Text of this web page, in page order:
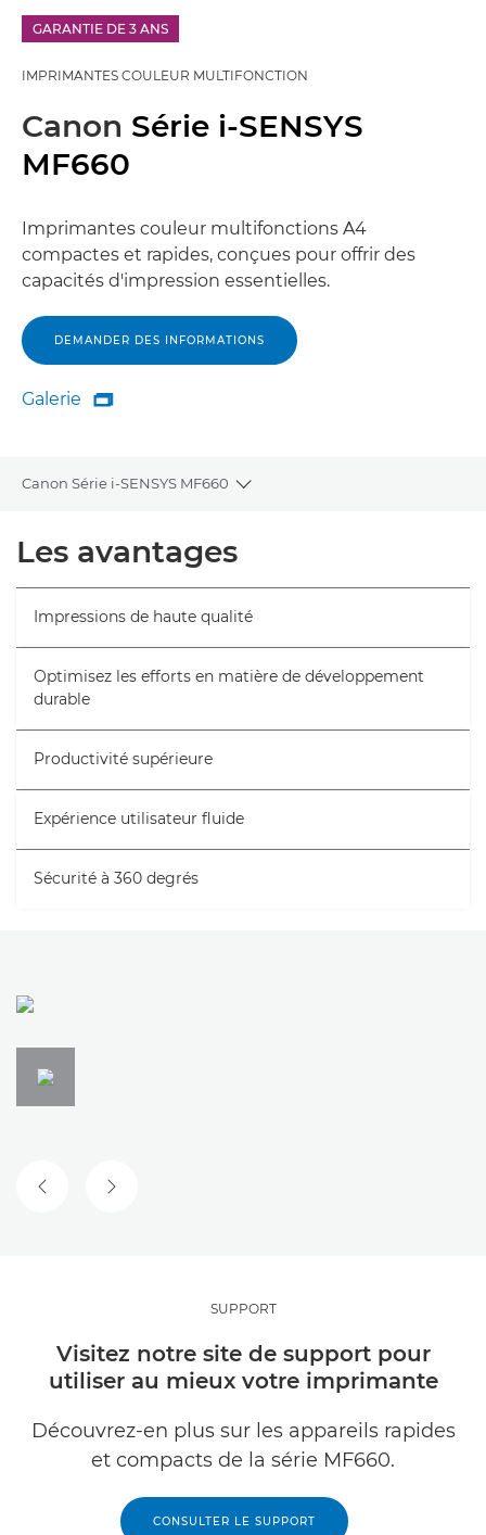
GARANTIE DE 3 ANS
IMPRIMANTES COULEUR MULTIFONCTION
Canon Série i-SENSYS
MF660
Imprimantes couleur multifonctions A4
compactes et rapides, conçues pour offrir des
capacités d'impression essentielles.
DEMANDER DES INFORMATIONS
Galerie
Galerie

Canon Série i-SENSYS MF660
Toggle breadcrumbs
Caractéristiques
Les avantages
Impressions de haute qualité
Optimisez les efforts en matière de développement
durable
Productivité supérieure
Expérience utilisateur fluide
Sécurité à 360 degrés
DIAPOSITIVE PRÉCÉDENTE
DIAPOSITIVE SUIVANTE
SUPPORT
Visitez notre site de support pour
utiliser au mieux votre imprimante
Découvrez-en plus sur les appareils rapides
et compacts de la série MF660.
CONSULTER LE SUPPORT